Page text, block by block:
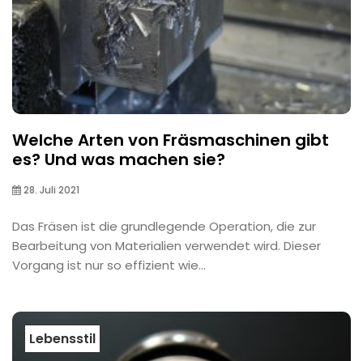
Welche Arten von Fräsmaschinen gibt
es? Und was machen sie?
28. Juli 2021
Das Fräsen ist die grundlegende Operation, die zur
Bearbeitung von Materialien verwendet wird. Dieser
Vorgang ist nur so effizient wie...
Lebensstil